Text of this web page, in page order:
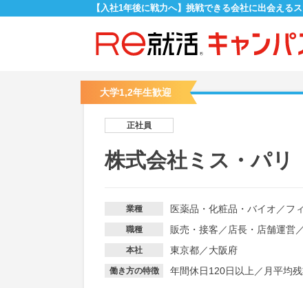
【入社1年後に戦力へ】挑戦できる会社に出会える
大学1,2年生歓迎
正社員
株式会社ミス・パリ
業種 医薬品・化粧品・バイオ ／フ
職種 販売・接客 ／ 店長・店舗運営／
本社 東京都／大阪府
働き方の特徴 年間休日120日以上 ／ 月平均